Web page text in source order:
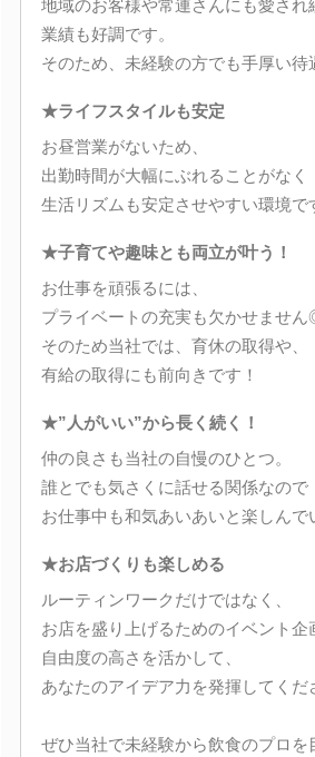
地域のお客様や常連さんにも愛され
業績も好調です。
そのため、未経験の方でも手厚い待
★ライフスタイルも安定
お昼営業がないため、
出勤時間が大幅にぶれることがなく
生活リズムも安定させやすい環境で
★子育てや趣味とも両立が叶う！
お仕事を頑張るには、
プライベートの充実も欠かせませ
そのため当社では、育休の取得や、
有給の取得にも前向きです！
★”人がいい”から長く続く！
仲の良さも当社の自慢のひとつ。
誰とでも気さくに話せる関係なので
お仕事中も和気あいあいと楽しんで
★お店づくりも楽しめる
ルーティンワークだけではなく、
お店を盛り上げるためのイベント企
自由度の高さを活かして、
あなたのアイデア力を発揮してくだ
ぜひ当社で未経験から飲食のプロ